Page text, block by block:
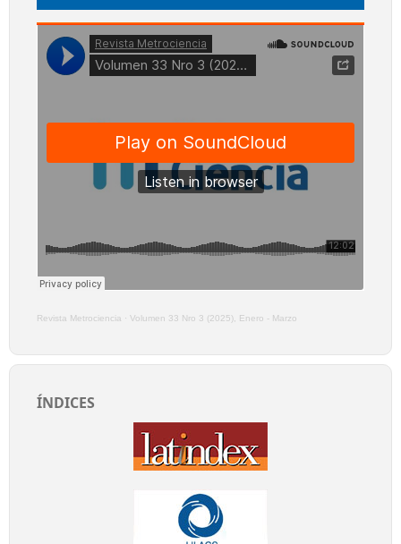
Revista Metrociencia · Volumen 33 Nro 3 (2025), Enero - Marzo
ÍNDICES